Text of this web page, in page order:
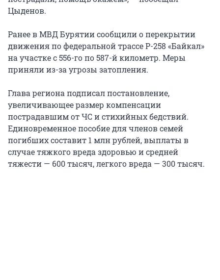
Цыденов.
Ранее в МВД Бурятии сообщили о перекрытии
движения по федеральной трассе Р-258 «Байкал»
на участке с 556-го по 587-й километр. Меры
приняли из-за угрозы затопления.
Глава региона подписал постановление,
увеличивающее размер компенсации
пострадавшим от ЧС и стихийных бедствий.
Единовременное пособие для членов семей
погибших составит 1 млн рублей, выплаты в
случае тяжкого вреда здоровью и средней
тяжести — 600 тысяч, легкого вреда — 300 тысяч.